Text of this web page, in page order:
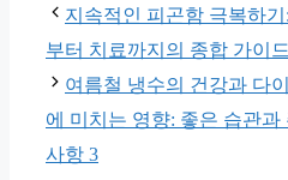
테
고
리
그
지속적인 피곤함 극복하기
부터 치료까지의 종합 가이
여름철 냉수의 건강과 다
에 미치는 영향: 좋은 습관과
사항 3